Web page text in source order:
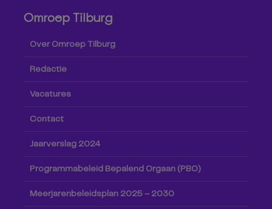
Omroep Tilburg
Over Omroep Tilburg
Redactie
Vacatures
Contact
Jaarverslag 2024
Programmabeleid Bepalend Orgaan (PBO)
Meerjarenbeleidsplan 2025 – 2030